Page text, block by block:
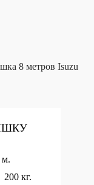
8 метров Isuzu
м.
200 кг.